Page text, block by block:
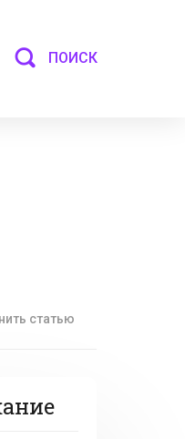
ПОИСК
статью